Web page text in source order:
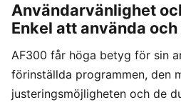
Användarvänlighet
Enkel att använda
AF300 får höga betyg för sin
förinställda programmen, den
justeringsmöjligheten och de